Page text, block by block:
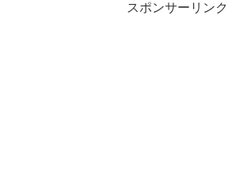
スポンサーリンク